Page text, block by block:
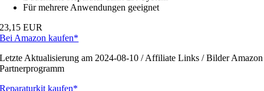
Für mehrere Anwendungen geeignet
23,15 EUR
Bei Amazon kaufen*
Letzte Aktualisierung am 2024-08-10 / Affiliate Links / Bilder Amazon
Partnerprogramm
Reparaturkit kaufen*